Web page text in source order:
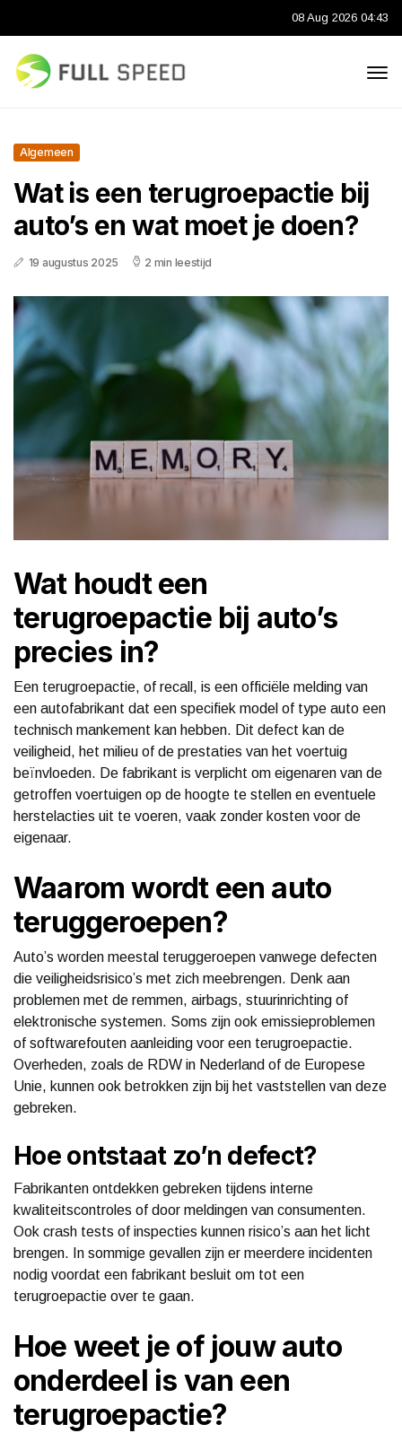
08 Aug 2026 04:43
Algemeen
Wat is een terugroepactie bij
auto’s en wat moet je doen?
19 augustus 2025 2 min leestijd
Wat houdt een
terugroepactie bij auto’s
precies in?
Een terugroepactie, of recall, is een officiële melding van
een autofabrikant dat een specifiek model of type auto een
technisch mankement kan hebben. Dit defect kan de
veiligheid, het milieu of de prestaties van het voertuig
beïnvloeden. De fabrikant is verplicht om eigenaren van de
getroffen voertuigen op de hoogte te stellen en eventuele
herstelacties uit te voeren, vaak zonder kosten voor de
eigenaar.
Waarom wordt een auto
teruggeroepen?
Auto’s worden meestal teruggeroepen vanwege defecten
die veiligheidsrisico’s met zich meebrengen. Denk aan
problemen met de remmen, airbags, stuurinrichting of
elektronische systemen. Soms zijn ook emissieproblemen
of softwarefouten aanleiding voor een terugroepactie.
Overheden, zoals de RDW in Nederland of de Europese
Unie, kunnen ook betrokken zijn bij het vaststellen van deze
gebreken.
Hoe ontstaat zo’n defect?
Fabrikanten ontdekken gebreken tijdens interne
kwaliteitscontroles of door meldingen van consumenten.
Ook crash tests of inspecties kunnen risico’s aan het licht
brengen. In sommige gevallen zijn er meerdere incidenten
nodig voordat een fabrikant besluit om tot een
terugroepactie over te gaan.
Hoe weet je of jouw auto
onderdeel is van een
terugroepactie?